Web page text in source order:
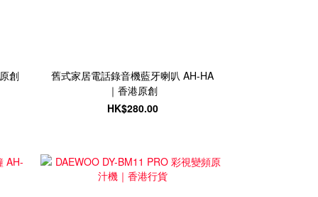
創
舊式家居電話錄音機藍牙喇叭 AH-HA
｜香港原創
HK$280.00